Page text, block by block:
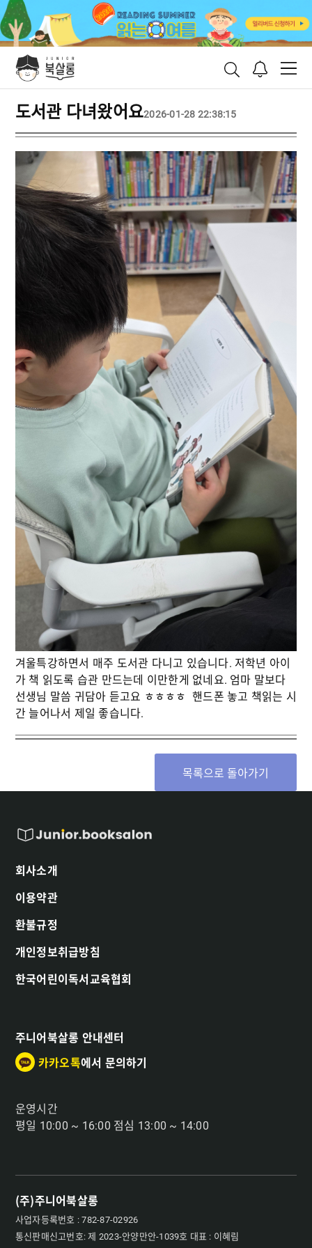
도서관 다녀왔어요2026-01-28 22:38:15
겨울특강하면서 매주 도서관 다니고 있습니다. 저학년 아이
가 책 읽도록 습관 만드는데 이만한게 없네요. 엄마 말보다
선생님 말씀 귀담아 듣고요 ㅎㅎㅎㅎ 핸드폰 놓고 책읽는 시
간 늘어나서 제일 좋습니다.
목록으로 돌아가기
회사소개
이용약관
환불규정
개인정보취급방침
한국어린이독서교육협회
주니어북살롱 안내센터
카카오톡에서 문의하기
운영시간
평일 10:00 ~ 16:00 점심 13:00 ~ 14:00
(주)주니어북살롱
사업자등록번호 : 782-87-02926
통신판매신고번호: 제 2023-안양만안-1039호 대표 : 이혜림